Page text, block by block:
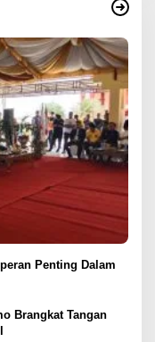
Penting Dalam
Brangkat Tangan